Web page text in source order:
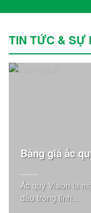
TIN TỨC & SỰ
Bảng giá ắc
Ắc quy Vision là
đầu trong lĩnh...